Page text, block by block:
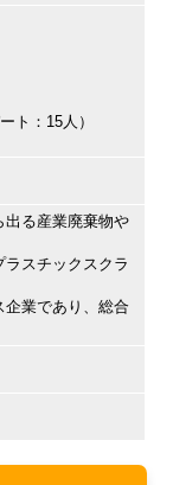
ト：15人）
出る産業廃棄物や
スチックスクラ
企業であり、総合